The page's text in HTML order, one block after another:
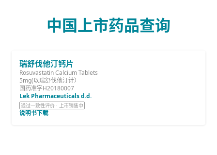
中国上市药品查询
瑞舒伐他汀钙片
Rosuvastatin Calcium Tablets
5mg(以瑞舒伐他汀计）
国药准字H20180007
Lek Pharmaceuticals d.d.
通过一致性评价 · 上市销售中
说明书下载